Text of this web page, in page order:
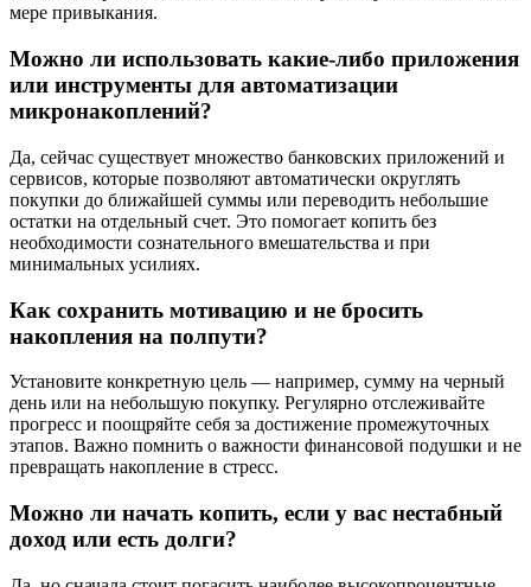
мере привыкания.
Можно ли использовать какие-либо приложения
или инструменты для автоматизации
микронакоплений?
Да, сейчас существует множество банковских приложений и
сервисов, которые позволяют автоматически округлять
покупки до ближайшей суммы или переводить небольшие
остатки на отдельный счет. Это помогает копить без
необходимости сознательного вмешательства и при
минимальных усилиях.
Как сохранить мотивацию и не бросить
накопления на полпути?
Установите конкретную цель — например, сумму на черный
день или на небольшую покупку. Регулярно отслеживайте
прогресс и поощряйте себя за достижение промежуточных
этапов. Важно помнить о важности финансовой подушки и не
превращать накопление в стресс.
Можно ли начать копить, если у вас нестабный
доход или есть долги?